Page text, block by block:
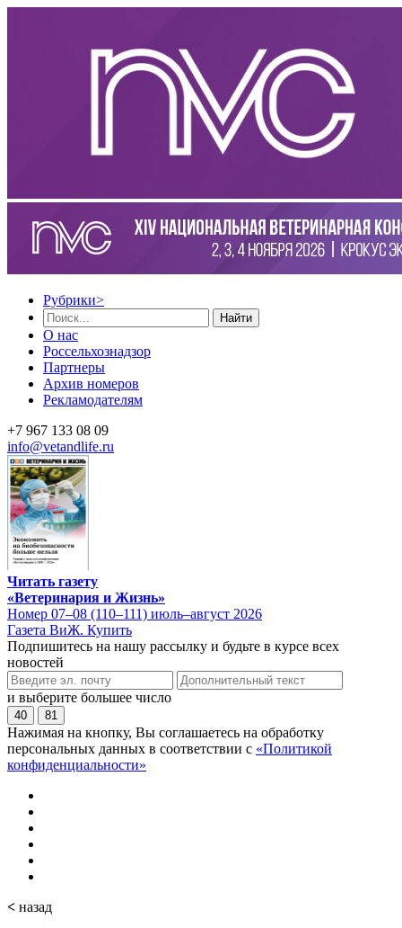
Рубрики>
Найти
О нас
Россельхознадзор
Партнеры
Архив номеров
Рекламодателям
+7 967 133 08 09
info@vetandlife.ru
Читать газету
«Ветеринария и Жизнь»
Номер 07–08 (110–111) июль–август 2026
Газета ВиЖ. Купить
Подпишитесь на нашу рассылку и будьте в курсе всех
новостей
и выберите большее число
40 81
Нажимая на кнопку, Вы соглашаетесь на обработку
персональных данных в соответствии с «Политикой
конфиденциальности»
< назад